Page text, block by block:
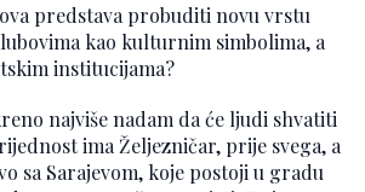
predstava probuditi novu vrstu
kao kulturnim simbolima, a
institucijama?
najviše nadam da će ljudi shvatiti
ima Željezničar, prije svega, a
sa Sarajevom, koje postoji u gradu